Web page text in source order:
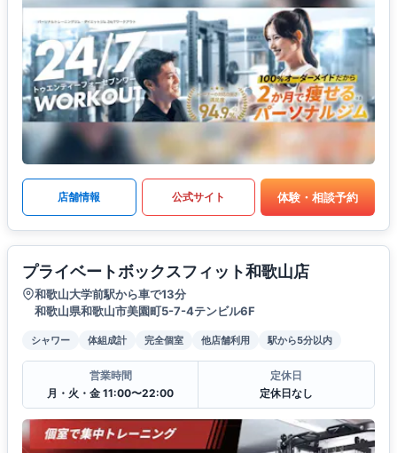
店舗情報 公式サイト 体験・相談予約
プライベートボックスフィット和歌山店
和歌山大学前駅から車で13分
和歌山県和歌山市美園町5-7-4テンビル6F
シャワー 体組成計 完全個室 他店舗利用 駅から5分以内
営業時間
月・火・金 11:00〜22:00
定休日
定休日なし